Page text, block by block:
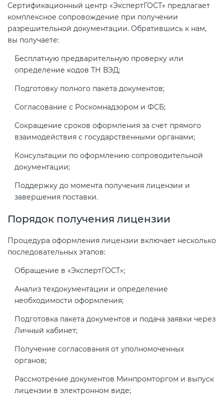
Сертификационный центр «ЭкспертГОСТ» предлагает
комплексное сопровождение при получении
разрешительной документации. Обратившись к нам,
вы получаете:
Бесплатную предварительную проверку или
определение кодов ТН ВЭД;
Подготовку полного пакета документов;
Согласование с Роскомнадзором и ФСБ;
Сокращение сроков оформления за счет прямого
взаимодействия с государственными органами;
Консультации по оформлению сопроводительной
документации;
Поддержку до момента получения лицензии и
завершения поставки.
Порядок получения лицензии
Процедура оформления лицензии включает несколько
последовательных этапов:
Обращение в «ЭкспертГОСТ»;
Анализ техдокументации и определение
необходимости оформления;
Подготовка пакета документов и подача заявки через
Личный кабинет;
Получение согласования от уполномоченных
органов;
Рассмотрение документов Минпромторгом и выпуск
лицензии в электронном виде;